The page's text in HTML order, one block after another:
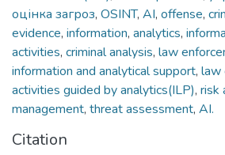
оцінка загроз, OSINT, AI, offense,
evidence, information, analytics,
activities, criminal analysis, law
information and analytical support, law
activities guided by analytics(ILP), risk
management, threat assessment, AI.
Citation